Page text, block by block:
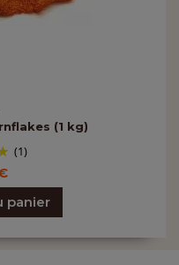
(1 kg)
(1)
panier